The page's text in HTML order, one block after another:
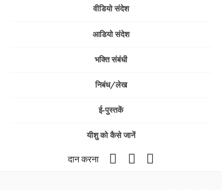
वीडियो संदेश
आडियो संदेश
भक्ति संबंधी
निबंध/लेख
ई-पुस्तकें
यीशु को कैसे जानें
दान करना